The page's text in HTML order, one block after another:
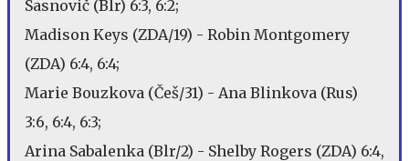
Sasnovič (Blr) 6:3, 6:2;
Madison Keys (ZDA/19) - Robin Montgomery
(ZDA) 6:4, 6:4;
Marie Bouzkova (Češ/31) - Ana Blinkova (Rus)
3:6, 6:4, 6:3;
Arina Sabalenka (Blr/2) - Shelby Rogers (ZDA) 6:4,